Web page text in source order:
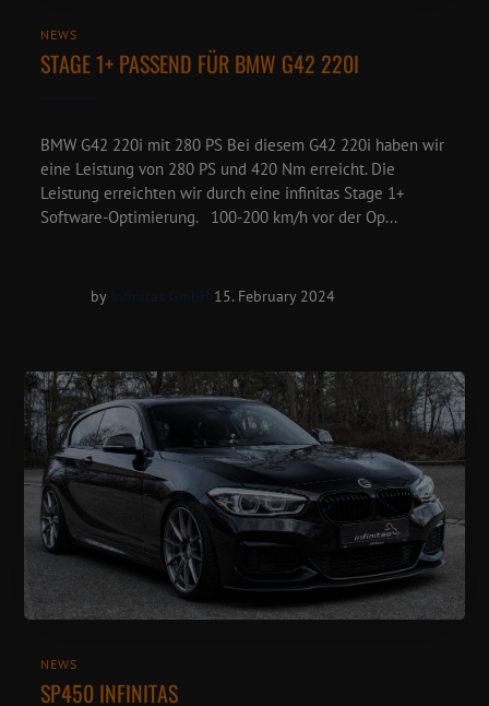
NEWS
STAGE 1+ PASSEND FÜR BMW G42 220I
BMW G42 220i mit 280 PS Bei diesem G42 220i haben wir
eine Leistung von 280 PS und 420 Nm erreicht.⁠ Die
Leistung erreichten wir durch eine infinitas Stage 1+
Software-Optimierung.⁠ ⁠ ⁠ 100-200 km/h vor der Op...
by Infinitas GmbH 15. February 2024
NEWS
SP450 INFINITAS